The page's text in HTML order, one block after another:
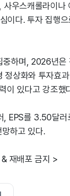
우스캐롤라이나
이다. 투자 집행
하며, 2026년은
정상화와 투자효
이 있다고 강조했
EPS를 3.50달러
하고 있다.
재배포 금지 >